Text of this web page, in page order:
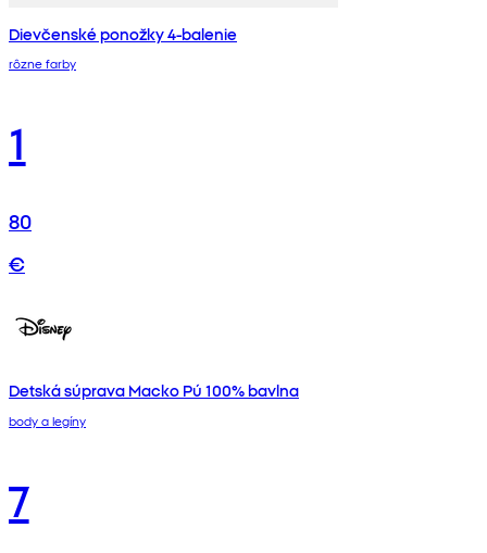
Dievčenské ponožky 4-balenie
rôzne farby
1
80
€
Detská súprava Macko Pú 100% bavlna
body a legíny
7